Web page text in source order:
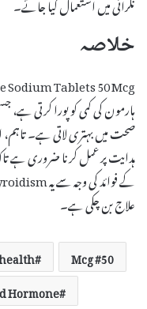
خلاصہ
ہارمون کی کمی کو پورا کرتی ہے،
صحت میں بہتری لاتی ہے۔
ہدایت پر عمل کرنا ضروری ہے
علاج بن چکی ہے۔
50 Mcg
Hormone